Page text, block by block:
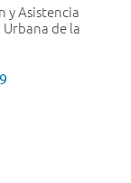
y Asistencia
de la